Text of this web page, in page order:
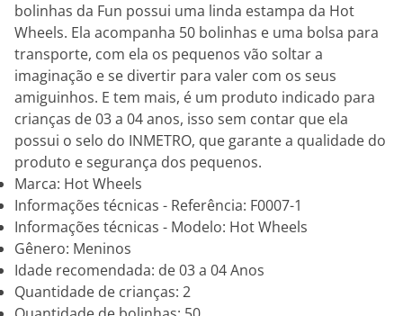
bolinhas da Fun possui uma linda estampa da Hot
Wheels. Ela acompanha 50 bolinhas e uma bolsa para
transporte, com ela os pequenos vão soltar a
imaginação e se divertir para valer com os seus
amiguinhos. E tem mais, é um produto indicado para
crianças de 03 a 04 anos, isso sem contar que ela
possui o selo do INMETRO, que garante a qualidade do
produto e segurança dos pequenos.
Marca: Hot Wheels
Informações técnicas - Referência: F0007-1
Informações técnicas - Modelo: Hot Wheels
Gênero: Meninos
Idade recomendada: de 03 a 04 Anos
Quantidade de crianças: 2